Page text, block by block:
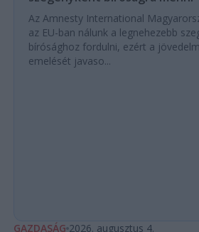
Az Amnesty International
az EU-ban nálunk a legnehezebb
bírósághoz fordulni, ezért a
emelését javaso...
GAZDASÁG 2026. augusztus 4.